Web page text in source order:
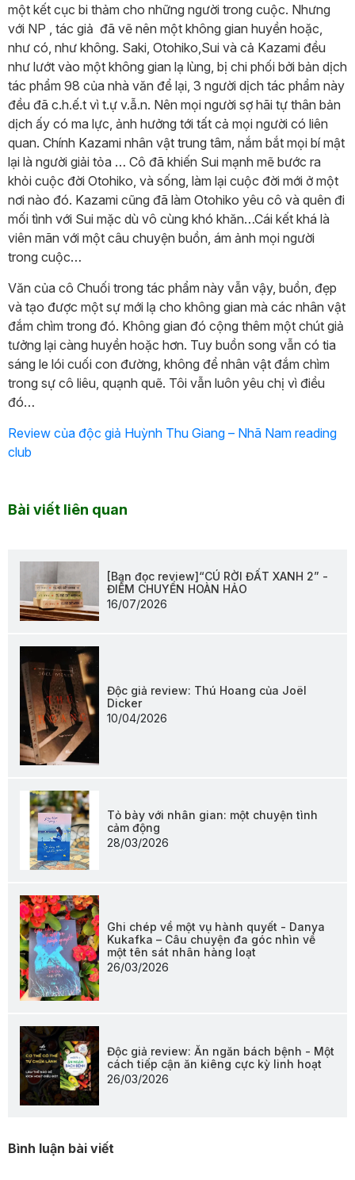
một kết cục bi thảm cho những người trong cuộc. Nhưng
với NP , tác giả đã vẽ nên một không gian huyền hoặc,
như có, như không. Saki, Otohiko,Sui và cả Kazami đều
như lướt vào một không gian lạ lùng, bị chi phối bởi bản dịch
tác phẩm 98 của nhà văn để lại, 3 người dịch tác phẩm này
đều đã c.h.ế.t vì t.ự v.ẫ.n. Nên mọi người sợ hãi tự thân bản
dịch ấy có ma lực, ảnh hưởng tới tất cả mọi người có liên
quan. Chính Kazami nhân vật trung tâm, nắm bắt mọi bí mật
lại là người giải tỏa … Cô đã khiến Sui mạnh mẽ bước ra
khỏi cuộc đời Otohiko, và sống, làm lại cuộc đời mới ở một
nơi nào đó. Kazami cũng đã làm Otohiko yêu cô và quên đi
mối tình với Sui mặc dù vô cùng khó khăn…Cái kết khá là
viên mãn với một câu chuyện buồn, ám ảnh mọi người
trong cuộc…
Văn của cô Chuối trong tác phẩm này vẫn vậy, buồn, đẹp
và tạo được một sự mới lạ cho không gian mà các nhân vật
đắm chìm trong đó. Không gian đó cộng thêm một chút giả
tưởng lại càng huyền hoặc hơn. Tuy buồn song vẫn có tia
sáng le lói cuối con đường, không để nhân vật đắm chìm
trong sự cô liêu, quạnh quẽ. Tôi vẫn luôn yêu chị vì điều
đó…
Review của độc giả Huỳnh Thu Giang – Nhã Nam reading
club
Bài viết liên quan
[Bạn đọc review]“CÚ RỜI ĐẤT XANH 2” -
ĐIỂM CHUYỂN HOÀN HẢO
16/07/2026
Độc giả review: Thú Hoang của Joël
Dicker
10/04/2026
Tỏ bày với nhân gian: một chuyện tình
cảm động
28/03/2026
Ghi chép về một vụ hành quyết - Danya
Kukafka – Câu chuyện đa góc nhìn về
một tên sát nhân hàng loạt
26/03/2026
Độc giả review: Ăn ngăn bách bệnh - Một
cách tiếp cận ăn kiêng cực kỳ linh hoạt
26/03/2026
Bình luận bài viết